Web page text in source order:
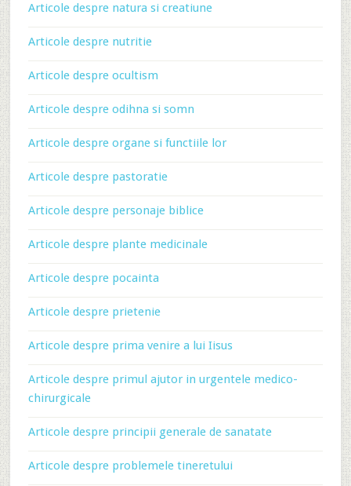
Articole despre natura si creatiune
Articole despre nutritie
Articole despre ocultism
Articole despre odihna si somn
Articole despre organe si functiile lor
Articole despre pastoratie
Articole despre personaje biblice
Articole despre plante medicinale
Articole despre pocainta
Articole despre prietenie
Articole despre prima venire a lui Iisus
Articole despre primul ajutor in urgentele medico-
chirurgicale
Articole despre principii generale de sanatate
Articole despre problemele tineretului